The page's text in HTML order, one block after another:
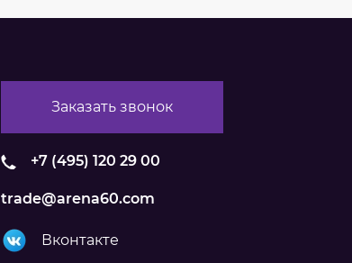
Заказать звонок
+7 (495) 120 29 00
trade@arena60.com
Вконтакте